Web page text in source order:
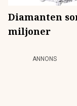
Diamanten
miljoner
ANNONS